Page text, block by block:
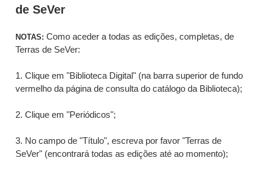
de SeVer
NOTAS:Como aceder a todas as edições, completas, de
Terras de SeVer:
1. Clique em "Biblioteca Digital" (na barra superior de fundo
vermelho da página de consulta do catálogo da Biblioteca);
2. Clique em "Periódicos";
3. No campo de "Título", escreva por favor "Terras de
SeVer" (encontrará todas as edições até ao momento);